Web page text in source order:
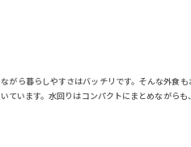
ら暮らしやすさはバッチリです。そんな外食
います。水回りはコンパクトにまとめながら